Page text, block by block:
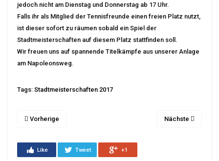
jedoch nicht am Dienstag und Donnerstag ab 17 Uhr.
Falls ihr als Mitglied der Tennisfreunde einen freien Platz nutzt,
ist dieser sofort zu räumen sobald ein Spiel der
Stadtmeisterschaften auf diesem Platz stattfinden soll.
Wir freuen uns auf spannende Titelkämpfe aus unserer Anlage
am Napoleonsweg.
Tags: Stadtmeisterschaften 2017
Vorherige Nächste
Like Tweet +1